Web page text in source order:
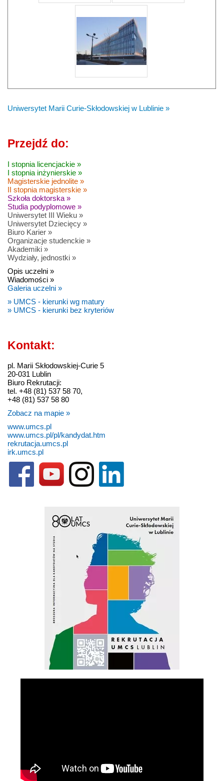
Uniwersytet Marii Curie-Skłodowskiej w Lublinie »
Przejdź do:
I stopnia licencjackie »
I stopnia inżynierskie »
Magisterskie jednolite »
II stopnia magisterskie »
Szkoła doktorska »
Studia podyplomowe »
Uniwersytet III Wieku »
Uniwersytet Dziecięcy »
Biuro Karier »
Organizacje studenckie »
Akademiki »
Wydziały, jednostki »
Opis uczelni »
Wiadomości »
Galeria uczelni »
» UMCS - kierunki wg matury
» UMCS - kierunki bez kryteriów
Kontakt:
pl. Marii Skłodowskiej-Curie 5
20-031 Lublin
Biuro Rekrutacji:
tel. +48 (81) 537 58 70,
+48 (81) 537 58 80
Zobacz na mapie »
www.umcs.pl
www.umcs.pl/pl/kandydat.htm
rekrutacja.umcs.pl
irk.umcs.pl